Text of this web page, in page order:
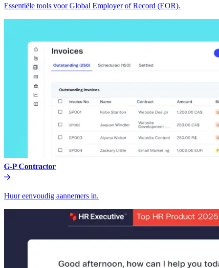
Essentiële tools voor Global Employer of Record (EOR).​​
G-P Contractor​​
Huur eenvoudig aannemers in.​​